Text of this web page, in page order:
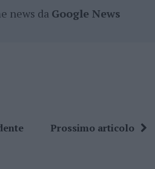
news da Google News
Prossimo articolo